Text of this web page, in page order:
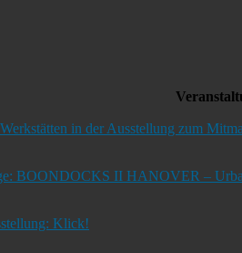
in der Ausstellung zum
BOONDOCKS II HANOVER –
Klick!